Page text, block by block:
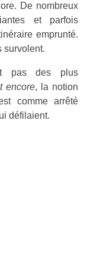
De nombreux
et parfois
emprunté.
survolent.
pas des plus
encore, la notion
comme arrêté
défilaient.